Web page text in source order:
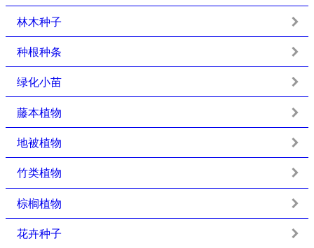
林木种子
种根种条
绿化小苗
藤本植物
地被植物
竹类植物
棕榈植物
花卉种子